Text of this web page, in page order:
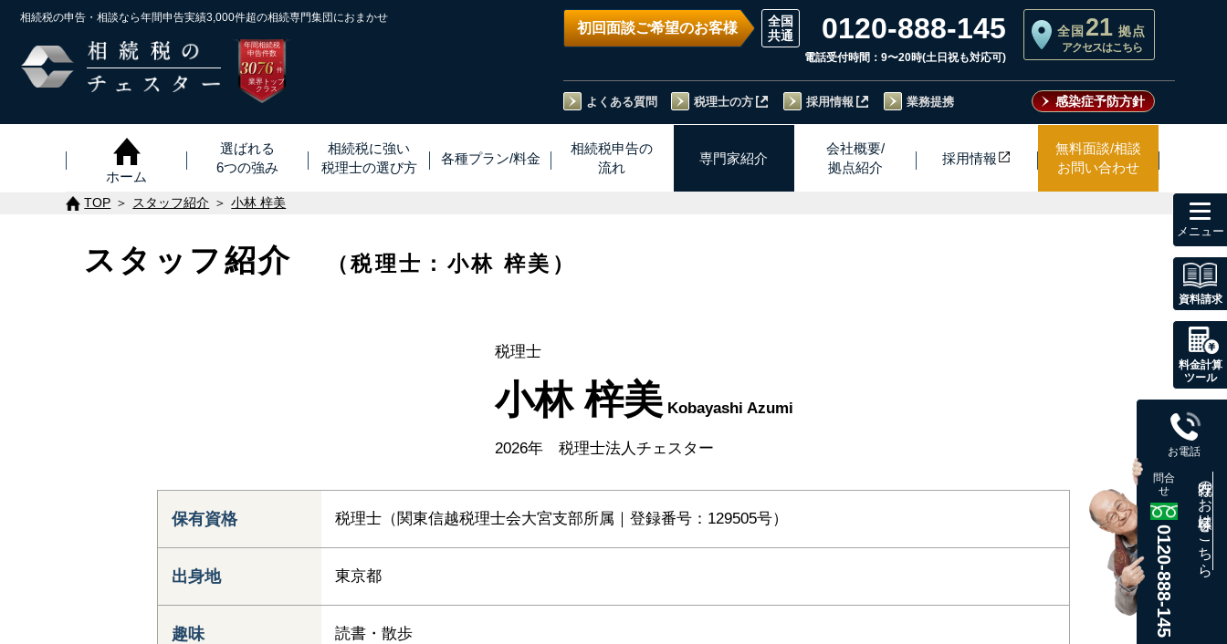
相続税の申告・相談なら年間申告実績3,000件超の相続専門集団におまかせ
年間相続税
申告件数
3076 ※
件
業界トップ
クラス
初回面談ご希望のお客様 0120-888-145
電話受付時間：9〜20時(土日祝も対応可)
全国 21 拠点
アクセスはこちら
よくある質問 税理士の方 採用情報 業務提携 感染症予防方針
ホーム
選ばれる
6つの強み
相続税に強い
税理士の選び方
各種プラン/料金
相続税申告の
流れ
専門家紹介
会社概要/
拠点紹介
採用情報
無料面談/相談
お問い合わせ
TOP スタッフ紹介 小林 梓美
スタッフ紹介 （税理士：小林 梓美）
税理士
小林 梓美 Kobayashi Azumi
2026年 税理士法人チェスター
保有資格 税理士（関東信越税理士会大宮支部所属｜登録番号：129505号）
出身地 東京都
趣味 読書・散歩
資料請求
料金計算
ツール
お電話
問合
せ
0120-888-145
既存のお客様はこちら